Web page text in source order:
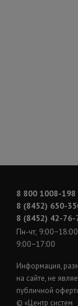
8 800 1008-198
8 (8452) 650-
8 (8452) 42-76-
Пн-чт,
9:00−17:00
Информация,
на сайте, не
публичной
© «Центр систем